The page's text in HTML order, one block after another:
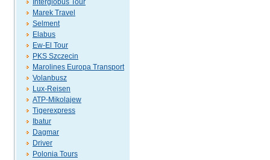
Interglobus Tour
Marek Travel
Selment
Elabus
Ew-El Tour
PKS Szczecin
Marolines Europa Transport
Volanbusz
Lux-Reisen
ATP-Mikolajew
Tigerexpress
Ibatur
Dagmar
Driver
Polonia Tours